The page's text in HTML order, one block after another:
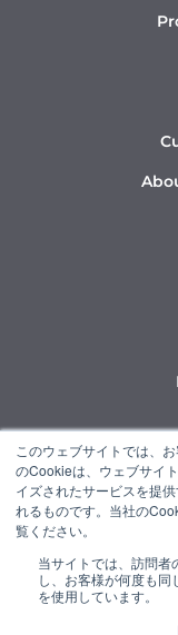
このウェブサイトでは、
のCookieは、ウェブサイ
イズされたサービスを提
れるものです。当社の
覧ください。
当サイトでは、訪問
し、お客様が何度も
を使用しています。
“NARUMI” is